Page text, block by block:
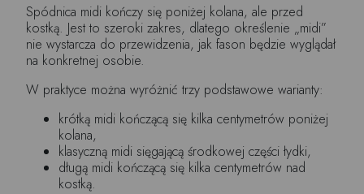
Spódnica midi kończy się poniżej kolana, ale przed
kostką. Jest to szeroki zakres, dlatego określenie „midi”
nie wystarcza do przewidzenia, jak fason będzie wyglądał
na konkretnej osobie.
W praktyce można wyróżnić trzy podstawowe warianty:
krótką midi kończącą się kilka centymetrów poniżej
kolana,
klasyczną midi sięgającą środkowej części łydki,
długą midi kończącą się kilka centymetrów nad
kostką.